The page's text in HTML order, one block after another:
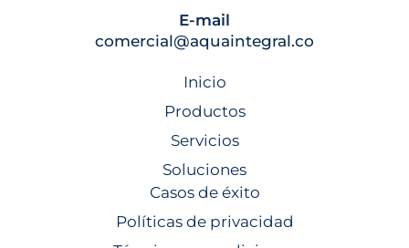
E-mail
comercial@aquaintegral.co
Inicio
Productos
Servicios
Soluciones
Casos de éxito
Políticas de privacidad